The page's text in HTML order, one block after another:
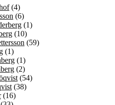
(4)
(6)
(1)
(10)
(59)
(1)
(1)
(2)
(54)
(38)
(16)